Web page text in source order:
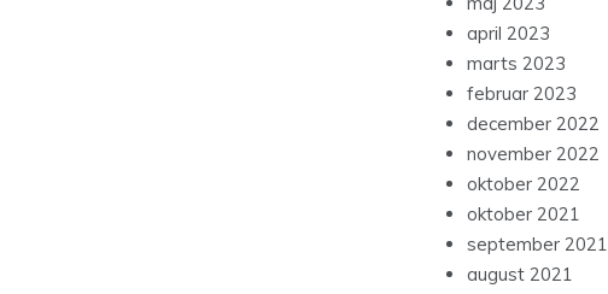
april 2023
marts 2023
februar 2023
december 2022
november 2022
oktober 2022
oktober 2021
september 2021
august 2021